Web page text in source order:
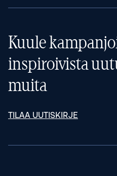
Kuule
inspiroivista
muita
TILAA UUTISKIRJE